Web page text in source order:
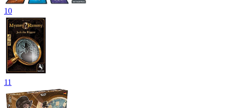
10
11